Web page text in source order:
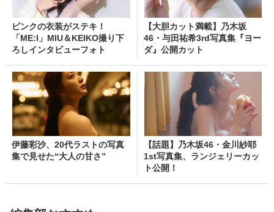
ピンクの衣装がステキ！
「ME:I」MIU＆KEIKO撮り下
ろしインタビューフォト
【大胆カット満載】乃木坂
46・与田祐希3rd写真集『ヨー
ダ』公開カット
伊藤彩沙、20代ラストの写真
集で見せた“大人の甘さ”
【話題】乃木坂46・金川紗耶
1st写真集、ランジェリーカッ
ト公開！